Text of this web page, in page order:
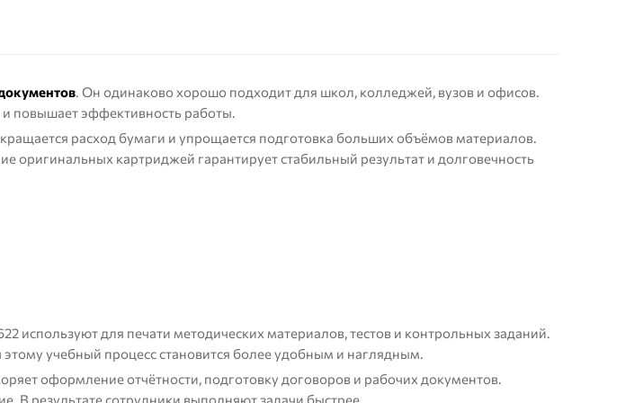
. Он одинаково хорошо подходит для школ, колледжей, вузов и офисов.
и повышает эффективность работы.
расход бумаги и упрощается подготовка больших объёмов материалов.
оригинальных картриджей гарантирует стабильный результат и долговечность
используют для печати методических материалов, тестов и контрольных заданий.
учебный процесс становится более удобным и наглядным.
оформление отчётности, подготовку договоров и рабочих документов.
В результате сотрудники выполняют задачи быстрее.